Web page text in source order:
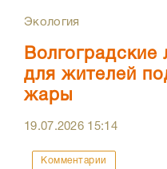
Экология
Волгоградские
для жителей
жары
19.07.2026 15:14
Комментарии